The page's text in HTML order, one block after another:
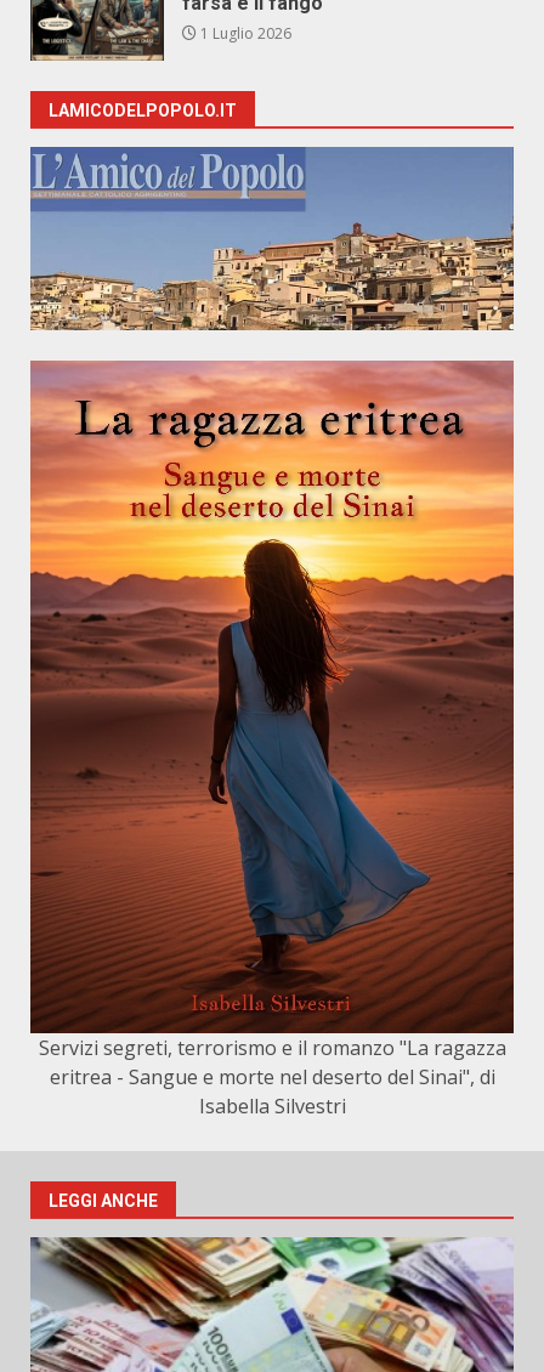
1 Luglio 2026
LAMICODELPOPOLO.IT
Servizi segreti, terrorismo e il romanzo "La ragazza
eritrea - Sangue e morte nel deserto del Sinai", di
Isabella Silvestri
LEGGI ANCHE